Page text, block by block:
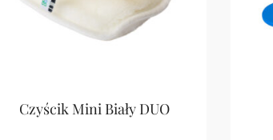
Czyścik Mini Biały DUO